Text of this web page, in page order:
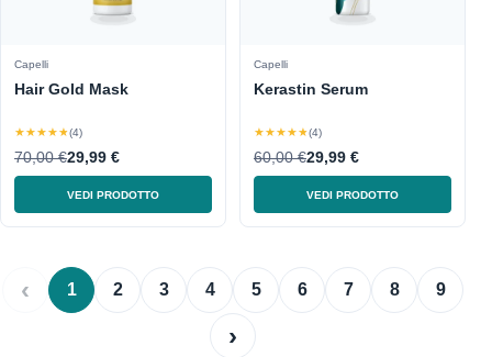
Capelli
Hair Gold Mask
★★★★★(4)
70,00 €29,99 €
VEDI PRODOTTO
Capelli
Kerastin Serum
★★★★★(4)
60,00 €29,99 €
VEDI PRODOTTO
‹ 1 2 3 4 5 6 7 8 9
›